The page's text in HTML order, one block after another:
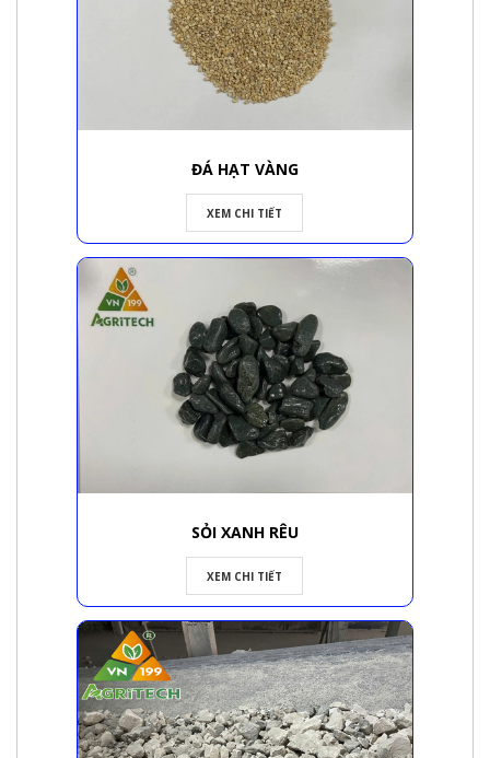
ĐÁ HẠT VÀNG
XEM CHI TIẾT
SỎI XANH RÊU
XEM CHI TIẾT